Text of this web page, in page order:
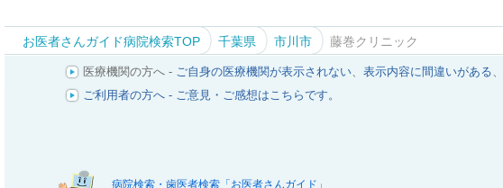
お医者さんガイド病院検索TOP 千葉県 市川市 藤巻クリニック
医療機関の方へ - ご自身の医療機関が表示されない、 表示内容に間違いがある、
ご利用者の方へ - ご意見・ご感想はこちらです。
病院検索・歯医者検索「お医者さんガイド」